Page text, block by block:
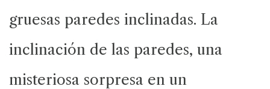
gruesas paredes inclinadas. La
inclinación de las paredes, una
misteriosa sorpresa en un